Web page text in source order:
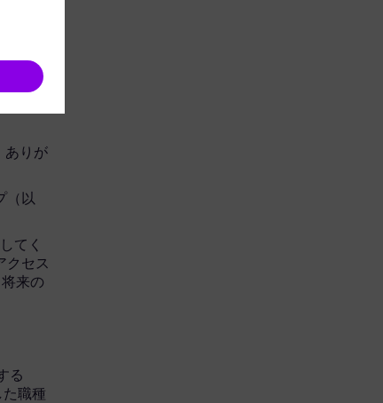
ありが
（以
てく
クセス
来の
る
職種